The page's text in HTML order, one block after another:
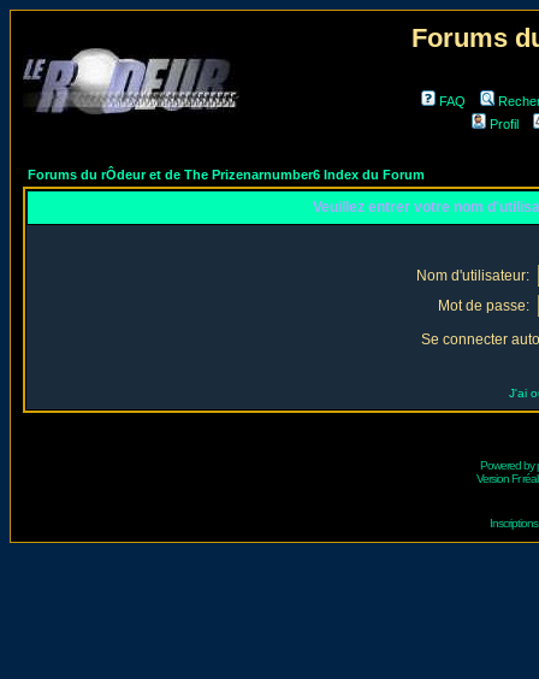
Forums
FAQ
Profil
Forums du rÔdeur et de The Prizenarnumber6 Index du Forum
Veuillez entrer votre nom
Nom d'utilisateur:
Mot de passe:
Se connecter
J'ai
Powered by
Version Fr